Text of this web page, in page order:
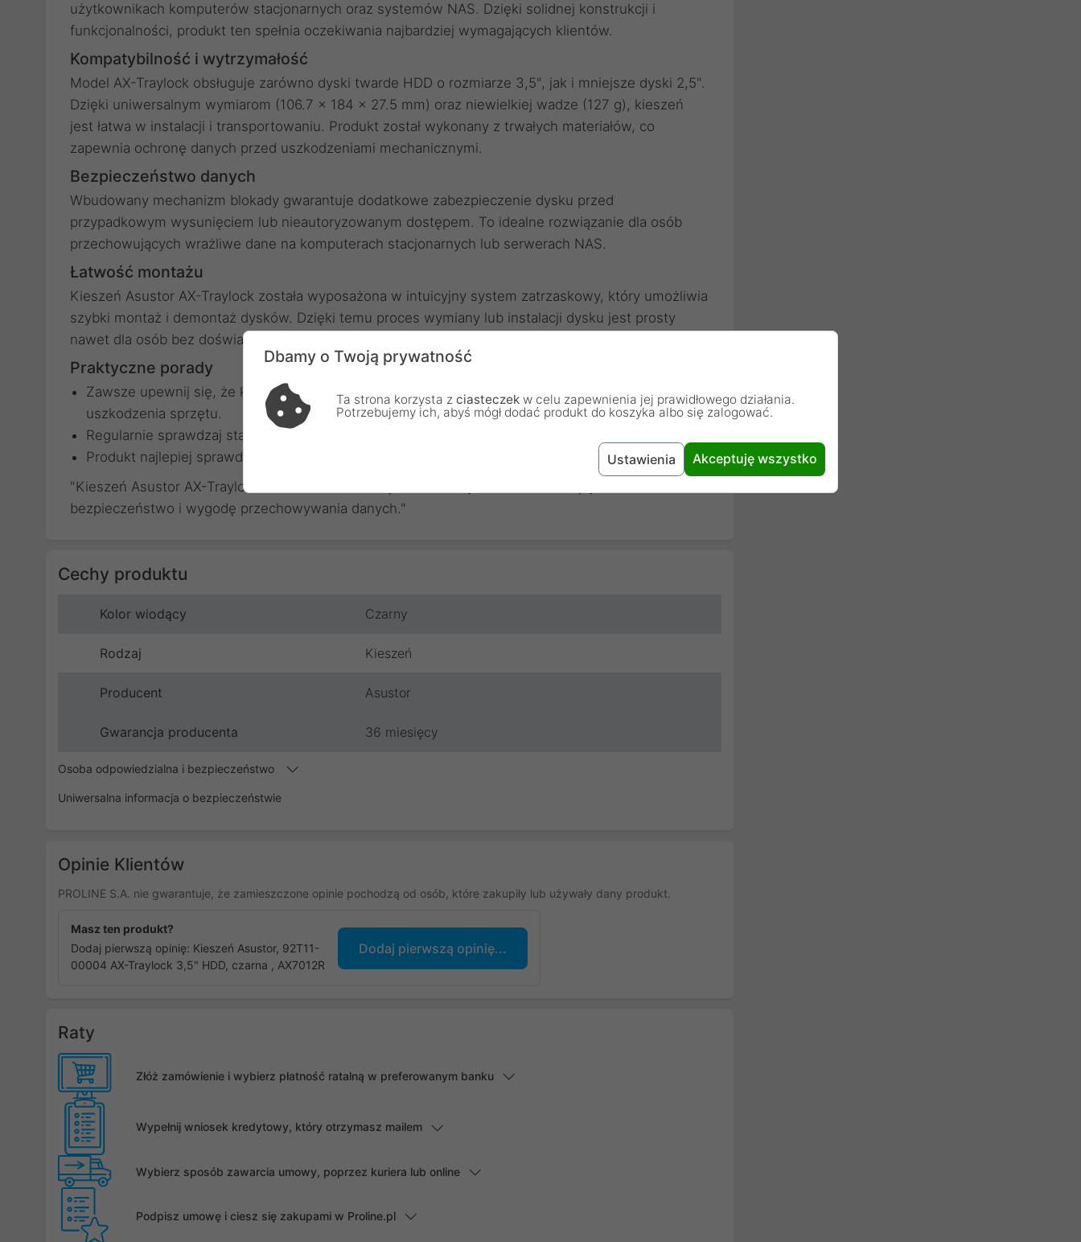
użytkownikach komputerów stacjonarnych oraz systemów NAS. Dzięki solidnej konstrukcji i
funkcjonalności, produkt ten spełnia oczekiwania najbardziej wymagających klientów.
Kompatybilność i wytrzymałość
Model AX-Traylock obsługuje zarówno dyski twarde HDD o rozmiarze 3,5", jak i mniejsze dyski 2,5".
Dzięki uniwersalnym wymiarom (106.7 x 184 x 27.5 mm) oraz niewielkiej wadze (127 g), kieszeń
jest łatwa w instalacji i transportowaniu. Produkt został wykonany z trwałych materiałów, co
zapewnia ochronę danych przed uszkodzeniami mechanicznymi.
Bezpieczeństwo danych
Wbudowany mechanizm blokady gwarantuje dodatkowe zabezpieczenie dysku przed
przypadkowym wysunięciem lub nieautoryzowanym dostępem. To idealne rozwiązanie dla osób
przechowujących wrażliwe dane na komputerach stacjonarnych lub serwerach NAS.
Łatwość montażu
Kieszeń Asustor AX-Traylock została wyposażona w intuicyjny system zatrzaskowy, który umożliwia
szybki montaż i demontaż dysków. Dzięki temu proces wymiany lub instalacji dysku jest prosty
nawet dla osób bez doświadczenia technicznego.
Praktyczne porady
Zawsze upewnij się, że kieszeń jest odpowiednio zamontowana w urządzeniu - unikniesz ryzyka
uszkodzenia sprzętu.
Regularnie sprawdzaj stan mechanizmu blokady, aby zapewnić pełne bezpieczeństwo danych.
Produkt najlepiej sprawdza się w połączeniu z urządzeniami Asustor AX7012R oraz innych.
"Kieszeń Asustor AX-Traylock to doskonałe rozwiązanie dla użytkowników ceniących
bezpieczeństwo i wygodę przechowywania danych."
Cechy produktu
Kolor wiodący Czarny
Rodzaj Kieszeń
Producent Asustor
Gwarancja producenta 36 miesięcy
Osoba odpowiedzialna i bezpieczeństwo
Uniwersalna informacja o bezpieczeństwie
Opinie Klientów
PROLINE S.A. nie gwarantuje, że zamieszczone opinie pochodzą od osób, które zakupiły lub używały dany produkt.
Masz ten produkt?
Dodaj pierwszą opinię: Kieszeń Asustor, 92T11-
00004 AX-Traylock 3,5" HDD, czarna , AX7012R
Dodaj pierwszą opinię...
Raty
Złóż zamówienie i wybierz płatność ratalną w preferowanym banku
Wypełnij wniosek kredytowy, który otrzymasz mailem
Wybierz sposób zawarcia umowy, poprzez kuriera lub online
Podpisz umowę i ciesz się zakupami w Proline.pl
Dbamy o Twoją prywatność
Ta strona korzysta z ciasteczek w celu zapewnienia jej prawidłowego działania.
Potrzebujemy ich, abyś mógł dodać produkt do koszyka albo się zalogować.
Ustawienia Akceptuję wszystko